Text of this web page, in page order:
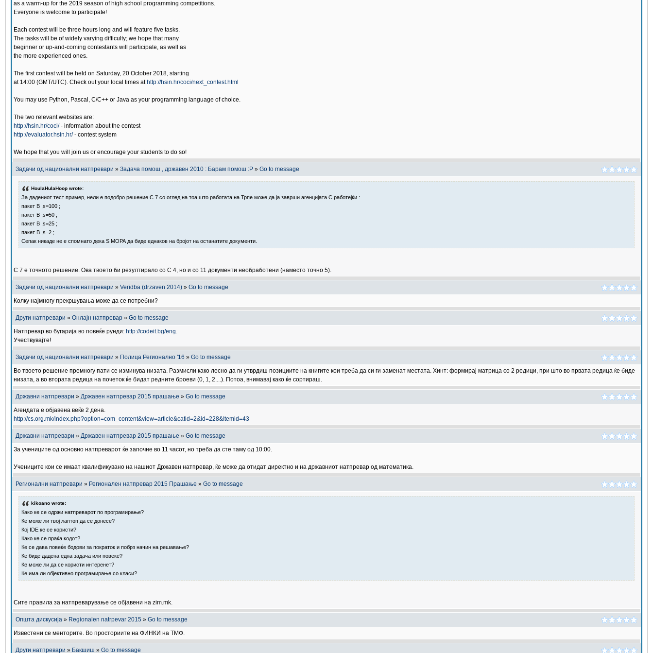
as a warm-up for the 2019 season of high school programming competitions.
Everyone is welcome to participate!
Each contest will be three hours long and will feature five tasks.
The tasks will be of widely varying difficulty; we hope that many
beginner or up-and-coming contestants will participate, as well as
the more experienced ones.
The first contest will be held on Saturday, 20 October 2018, starting
at 14:00 (GMT/UTC). Check out your local times at http://hsin.hr/coci/next_contest.html
You may use Python, Pascal, C/C++ or Java as your programming language of choice.
The two relevant websites are:
http://hsin.hr/coci/- information about the contest
http://evaluator.hsin.hr/- contest system
We hope that you will join us or encourage your students to do so!
Задачи од национални натпревари » Задача помош , државен 2010 : Барам помош :P » Go to message
HoulaHulaHoop wrote:
За дадениот тест пример, нели е подобро решение C 7 со оглед на тоа што работата на Трпе може да ја заврши агенцијата C работејќи :
пакет B ,s=100 ;
пакет B ,s=50 ;
пакет B ,s=25 ;
пакет B ,s=2 ;
Сепак никаде не е спомнато дека S МОРА да биде еднаков на бројот на останатите документи.
С 7 е точното решение. Ова твоето би резултирало со С 4, но и со 11 документи необработени (наместо точно 5).
Задачи од национални натпревари » Veridba (drzaven 2014) » Go to message
Колку најмногу прекршувања може да се потребни?
Други натпревари » Онлајн натпревар » Go to message
Натпревар во бугарија во повеќе рунди: http://codeit.bg/eng.
Учествувајте!
Задачи од национални натпревари » Полица Регионално '16 » Go to message
Во твоето решение премногу пати се изминува низата. Размисли како лесно да ги утврдиш позициите на книгите кои треба да си ги заменат местата. Хинт: формирај матрица со 2 редици, при што во првата редица ќе биде
низата, а во втората редица на почеток ќе бидат редните броеви (0, 1, 2....). Потоа, внимавај како ќе сортираш.
Државни натпревари » Државен натпревар 2015 прашање » Go to message
Агендата е објавена веќе 2 дена.
http://cs.org.mk/index.php?option=com_content&view=article&catid=2&id=228&Itemid=43
Државни натпревари » Државен натпревар 2015 прашање » Go to message
За учениците од основно натпреварот ќе започне во 11 часот, но треба да сте таму од 10:00.
Учениците кои се имаат квалификувано на нашиот Државен натпревар, ќе може да отидат директно и на државниот натпревар од математика.
Регионални натпревари » Регионален натпревар 2015 Прашање » Go to message
kikoano wrote:
Како ке се одржи натпреварот по програмирање?
Ке може ли твој лаптоп да се донесе?
Кој IDE ке се користи?
Како ке се праќа кодот?
Ке се дава повеќе бодови за пократок и побрз начин на решавање?
Ке биде дадена една задача или повеке?
Ке може ли да се користи интеренет?
Ке има ли објективно програмирање со класи?
Сите правила за натпреварување се објавени на zim.mk.
Општа дискусија » Regionalen natrpevar 2015 » Go to message
Известени се менторите. Во просториите на ФИНКИ на ТМФ.
Други натпревари » Бакшиш » Go to message